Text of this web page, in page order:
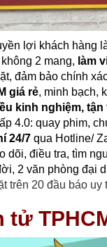
lợi khách hàng
2 mang, làm
đảm bảo chính
giá rẻ, minh bạch,
kinh nghiệm, tận
4.0: quay phim,
24/7 qua Hotline/
dõi, điều tra, tìm
2 văn phòng đại
trên 20 đầu báo uy
tử